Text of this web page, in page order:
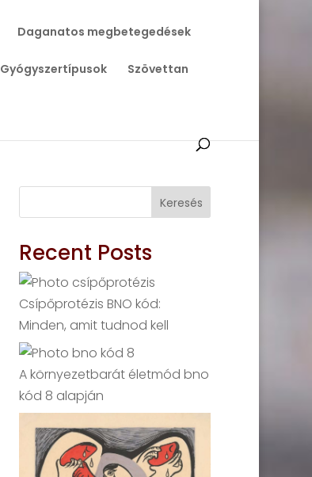
Daganatos megbetegedések
Gyógyszertípusok Szövettan
Keresés
Recent Posts
Csípőprotézis BNO kód:
Minden, amit tudnod kell
A környezetbarát életmód bno
kód 8 alapján